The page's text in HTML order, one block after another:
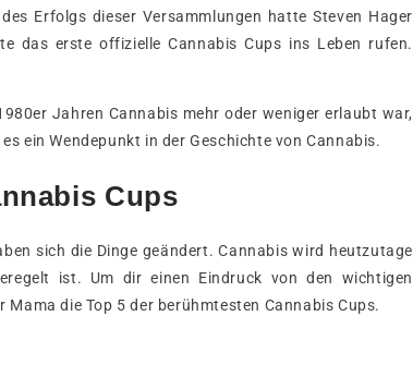
Erfolgs dieser Versammlungen hatte Steven Hager
das erste offizielle Cannabis Cups ins Leben rufen.
Jahren Cannabis mehr oder weniger erlaubt war,
ein Wendepunkt in der Geschichte von Cannabis.
Cups
sich die Dinge geändert. Cannabis wird heutzutage
ist. Um dir einen Eindruck von den wichtigen
die Top 5 der berühmtesten Cannabis Cups.